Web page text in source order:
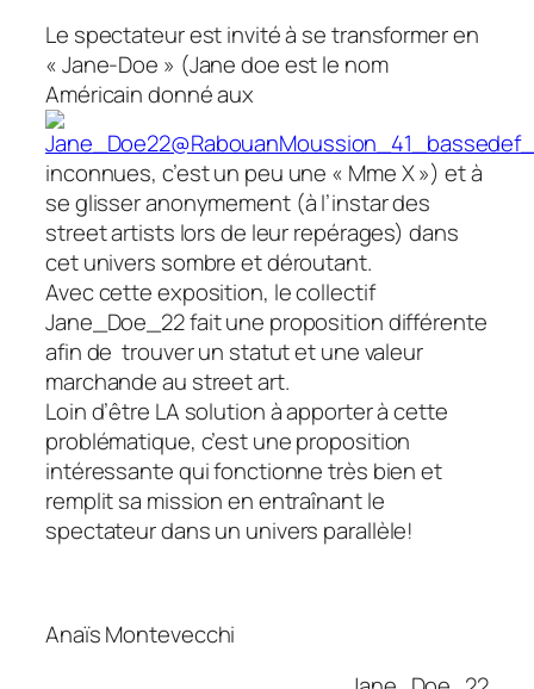
Le spectateur est invité à se transformer en
« Jane-Doe » (Jane doe est le nom
Américain donné aux
inconnues, c’est un peu une « Mme X ») et à
se glisser anonymement (à l’instar des
street artists lors de leur repérages) dans
cet univers sombre et déroutant.
Avec cette exposition, le collectif
Jane_Doe_22 fait une proposition différente
afin de trouver un statut et une valeur
marchande au street art.
Loin d’être LA solution à apporter à cette
problématique, c’est une proposition
intéressante qui fonctionne très bien et
remplit sa mission en entraînant le
spectateur dans un univers parallèle!
Anaïs Montevecchi